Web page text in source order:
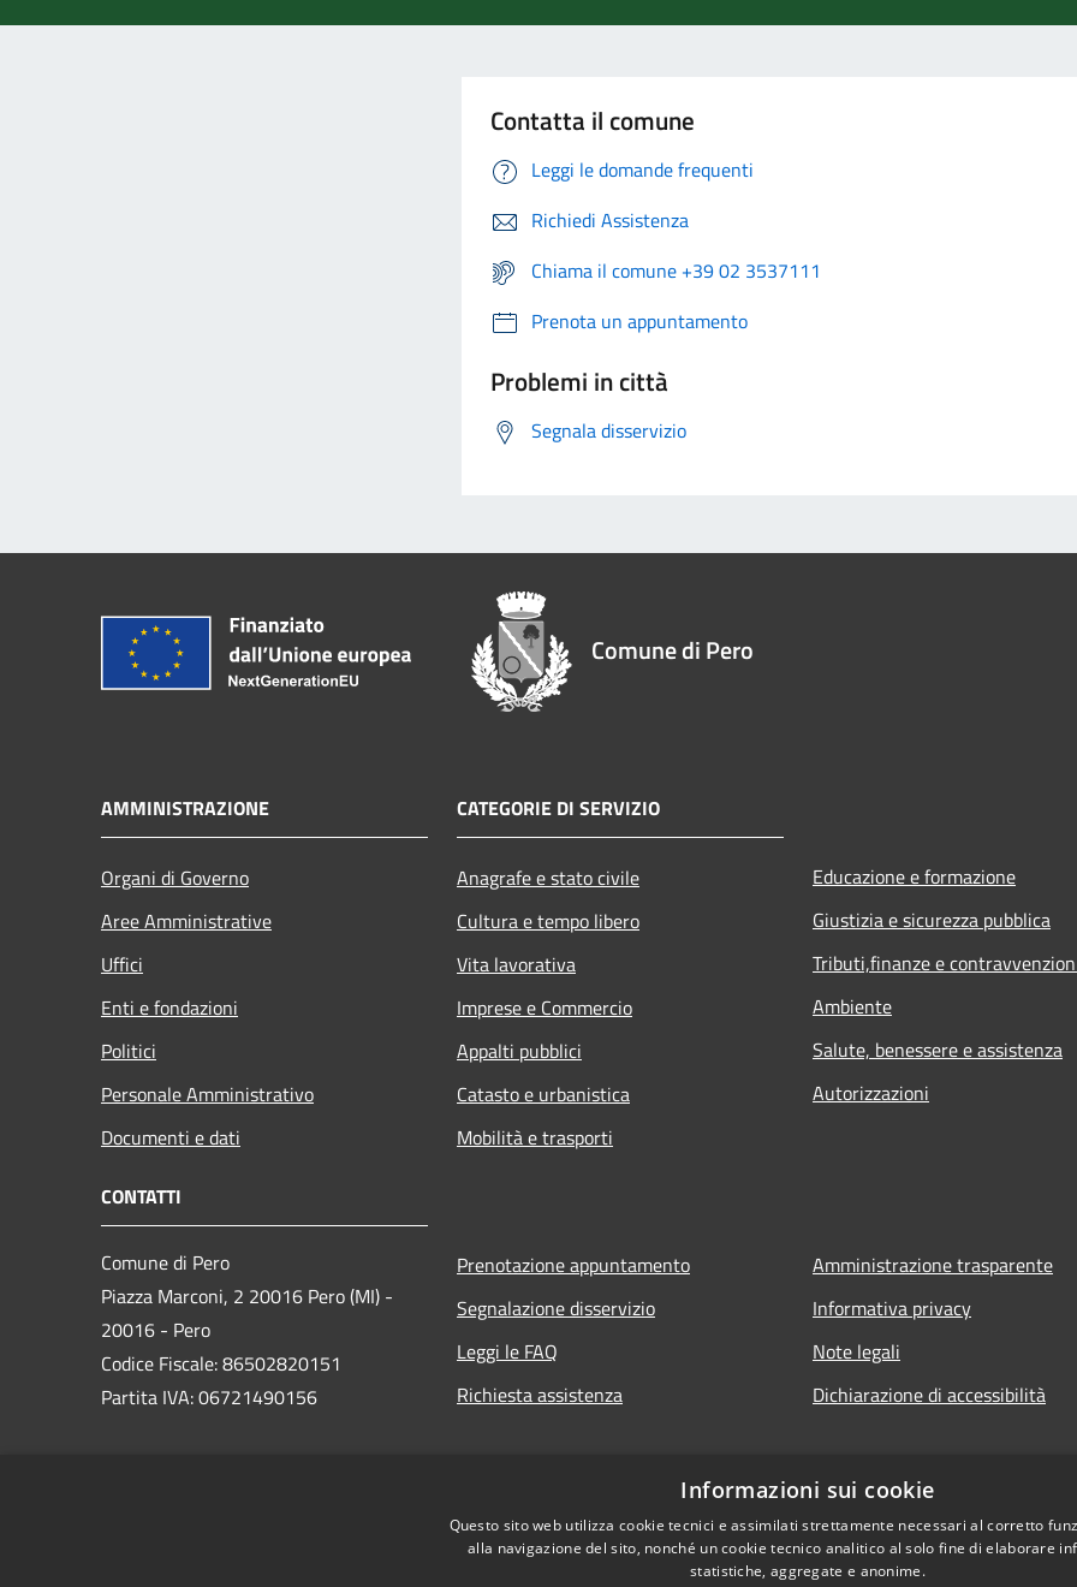
Contatta il comune
Leggi le domande frequenti
Richiedi Assistenza
Chiama il comune +39 02 3537111
Prenota un appuntamento
Problemi in città
Segnala disservizio
Comune di Pero
AMMINISTRAZIONE
Organi di Governo
Aree Amministrative
Uffici
Enti e fondazioni
Politici
Personale Amministrativo
Documenti e dati
CATEGORIE DI SERVIZIO
Anagrafe e stato civile
Cultura e tempo libero
Vita lavorativa
Imprese e Commercio
Appalti pubblici
Catasto e urbanistica
Mobilità e trasporti
Educazione e formazione
Giustizia e sicurezza pubblica
Tributi,finanze e
Ambiente
Salute, benessere e assistenza
Autorizzazioni
CONTATTI
Comune di Pero
Piazza Marconi, 2 20016 Pero (MI) -
20016 - Pero
Codice Fiscale: 86502820151
Partita IVA: 06721490156
Prenotazione appuntamento
Segnalazione disservizio
Leggi le FAQ
Richiesta assistenza
Amministrazione trasparente
Informativa privacy
Note legali
Dichiarazione di accessibilità
Informazioni sui cookie
Questo sito web utilizza cookie tecnici e assimilati strettamente necessari al corretto
alla navigazione del sito, nonché un cookie tecnico analitico al solo fine di elaborare
statistiche, aggregate e anonime.